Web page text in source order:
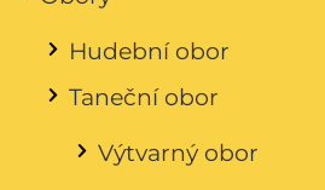
Hudební obor
Taneční obor
Výtvarný obor